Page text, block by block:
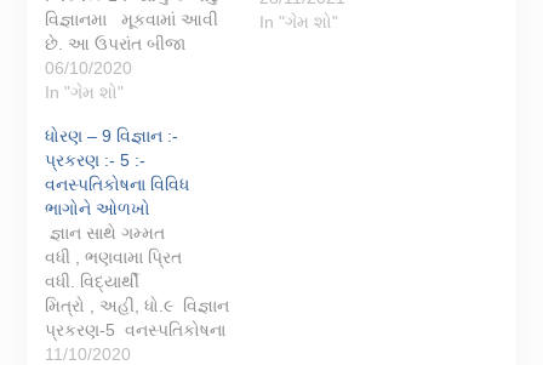
વિજ્ઞાનમા મૂકવામાં આવી
છે. આ ઉપરાંત બીજા
પ્રકરણોની ક્વિઝ રમવા
માટે નીચે આપેલ લિન્ક પર
વિજ્ઞાન :- પ્રકરણ : 1.
આપણી આસપાસમા દ્રવ્ય
:- ક્વિઝ-1 :- સાચુ કે ખોટું
ધોરણ - ૯ …
06/10/2020
In "ગેમ શો"
In "ગેમ શો"
ધોરણ – 9 વિજ્ઞાન :-
પ્રકરણ :- 5 :-
વનસ્પતિકોષના વિવિધ
ભાગોને ઓળખો
જ્ઞાન સાથે ગમ્મત
વધી , ભણવામા પ્રિત
વધી. વિદ્યાર્થી
મિત્રો , અહી, ધો.૯ વિજ્ઞાન
પ્રકરણ-5 વનસ્પતિકોષના
વિવિધ ભાગોને
11/10/2020